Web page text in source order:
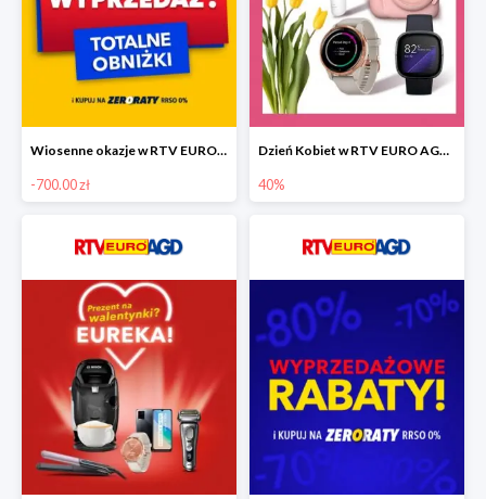
Wiosenne okazje w RTV EURO AGD do -700 zł
-700.00 zł
Dzień Kobiet w RTV EURO AGD do -40%
40%